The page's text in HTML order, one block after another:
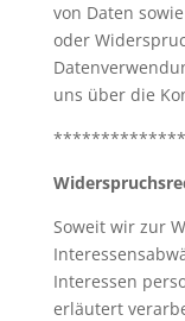
von Daten
oder
uns über die
Soweit wir zur
Interessen
erläutert